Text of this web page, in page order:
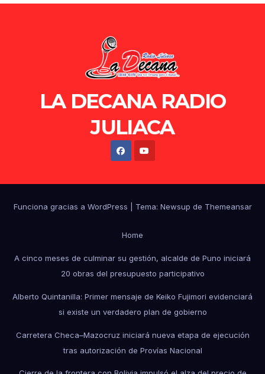
LA DECANA RADIO
JULIACA
Funciona gracias a WordPress Tema: Newsup de Themeansar
Home
A cinco meses de culminar su gestión, alcalde de Puno iniciará
20 obras del presupuesto participativo
Alberto Quintanilla: Primer mensaje de Keiko Fujimori evidenciará
si existe un verdadero plan de gobierno
Carretera Checa–Mazocruz iniciará nueva etapa de ejecución
tras autorización de Provías Nacional